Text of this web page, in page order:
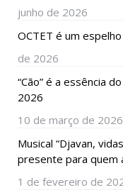
junho de 2026
OCTET é um
de 2026
“Cão” é a essência
2026
10 de março de 2026
Musical “Djavan,
presente para quem
1 de fevereiro de